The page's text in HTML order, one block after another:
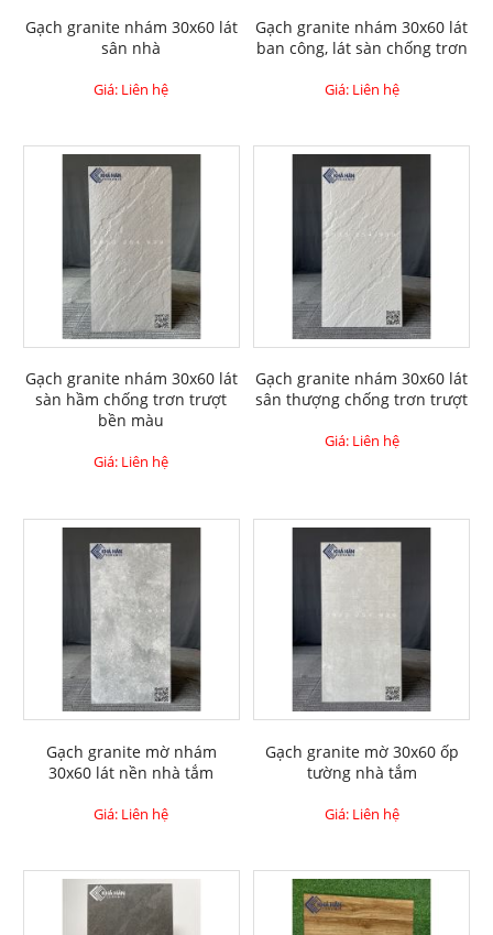
Gạch granite nhám 30x60 lát
sân nhà
Giá: Liên hệ
Gạch granite nhám 30x60 lát
ban công, lát sàn chống trơn
Giá: Liên hệ
Gạch granite nhám 30x60 lát
sàn hầm chống trơn trượt
bền màu
Giá: Liên hệ
Gạch granite nhám 30x60 lát
sân thượng chống trơn trượt
Giá: Liên hệ
Gạch granite mờ nhám
30x60 lát nền nhà tắm
Giá: Liên hệ
Gạch granite mờ 30x60 ốp
tường nhà tắm
Giá: Liên hệ